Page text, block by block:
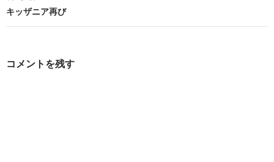
ビ
ゲ
キッザニア再び
コメントを残す